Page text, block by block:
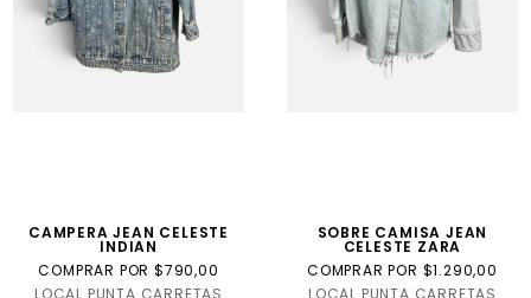
CAMPERA JEAN CELESTE
INDIAN
COMPRAR POR $790,00
LOCAL PUNTA CARRETAS
SOBRE CAMISA JEAN
CELESTE ZARA
COMPRAR POR $1.290,00
LOCAL PUNTA CARRETAS